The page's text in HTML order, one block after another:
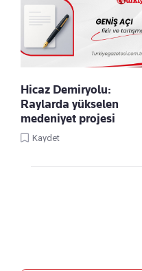
Hicaz Demiryolu:
Raylarda yükselen
medeniyet projesi
Kaydet